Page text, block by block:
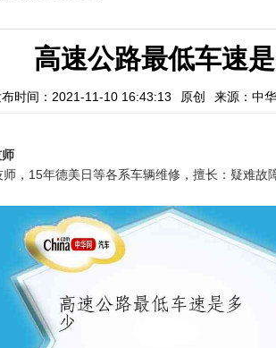
高速公路最低车速
布时间：2021-11-10 16:43:13 原创 来源：中